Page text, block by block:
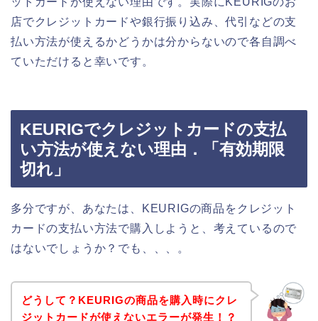
店でクレジットカードや銀行振り込み、代引などの支
払い方法が使えるかどうかは分からないので各自調べ
ていただけると幸いです。
KEURIGでクレジットカードの支払
い方法が使えない理由．「有効期限
切れ」
多分ですが、あなたは、KEURIGの商品をクレジット
カードの支払い方法で購入しようと、考えているので
はないでしょうか？でも、、、。
どうして？KEURIGの商品を購入時にクレ
ジットカードが使えないエラーが発生！？